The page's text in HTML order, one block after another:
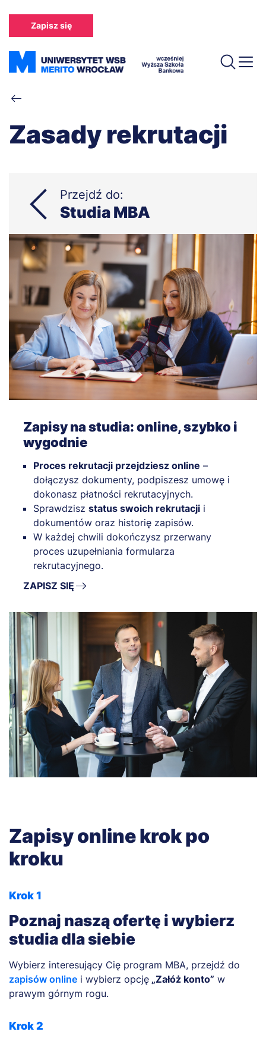
treści
Zapisz się
Ścieżka
nawigacyjna
Zasady rekrutacji
Przejdź do:
Studia MBA
Zapisy na studia: online, szybko i
wygodnie
​​Proces rekrutacji przejdziesz online –
dołączysz dokumenty, podpiszesz umowę i
dokonasz płatności rekrutacyjnych.
Sprawdzisz status swoich rekrutacji i
dokumentów oraz historię zapisów.
W każdej chwili dokończysz przerwany
proces uzupełniania formularza
rekrutacyjnego.
ZAPISZ SIĘ
Zapisy online krok po
kroku
Krok 1
Poznaj naszą ofertę i wybierz
studia dla siebie
Wybierz interesujący Cię program MBA, przejdź do
zapisów online i wybierz opcję „Załóż konto” w
prawym górnym rogu.
Krok 2